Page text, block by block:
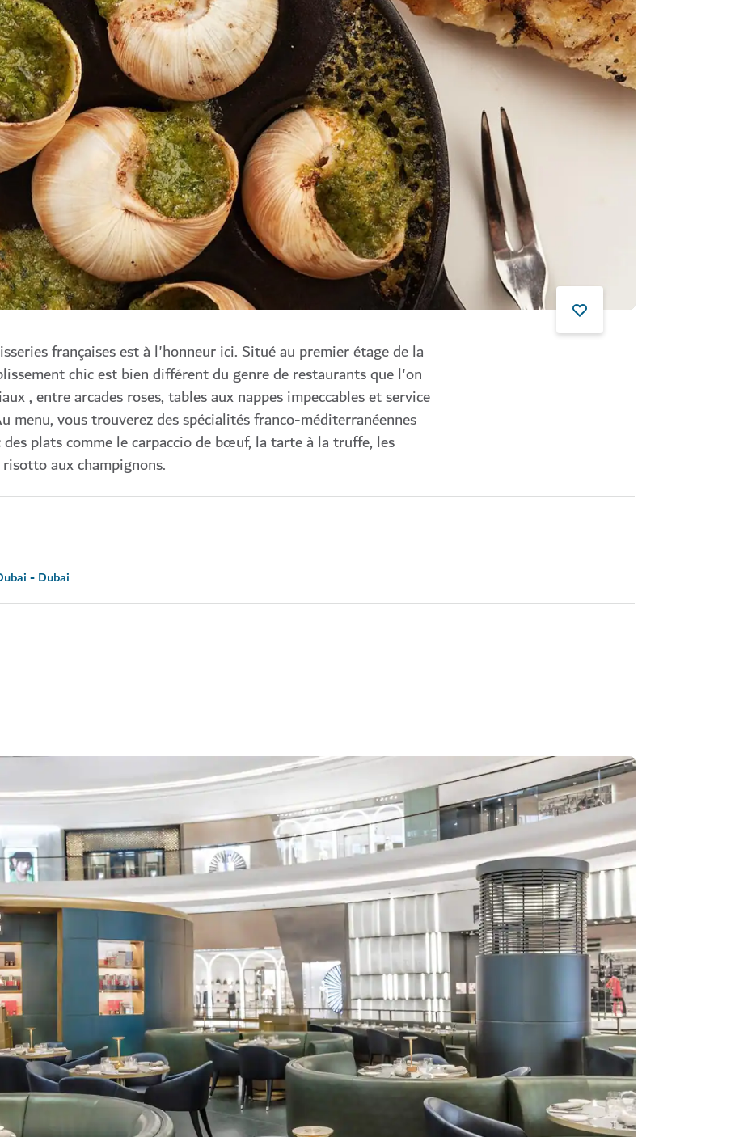
françaises est à l'honneur ici. Situé au premier étage de la
chic est bien différent du genre de restaurants que l'on
, entre arcades roses, tables aux nappes impeccables et service
menu, vous trouverez des spécialités franco-méditerranéennes
plats comme le carpaccio de bœuf, la tarte à la truffe, les
aux champignons.
- Dubai